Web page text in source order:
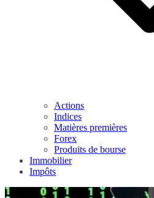
Actions
Indices
Matières premières
Forex
Produits de bourse
Immobilier
Impôts